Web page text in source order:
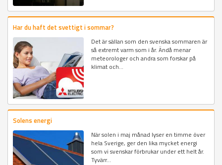
Har du haft det svettigt i sommar?
Det är sällan som den svenska sommaren är
så extremt varm som i år. Ändå menar
meteorologer och andra som forskar på
klimat och...
Solens energi
När solen i maj månad lyser en timme över
hela Sverige, ger den lika mycket energi
som vi svenskar förbrukar under ett helt år.
Tyvärr...